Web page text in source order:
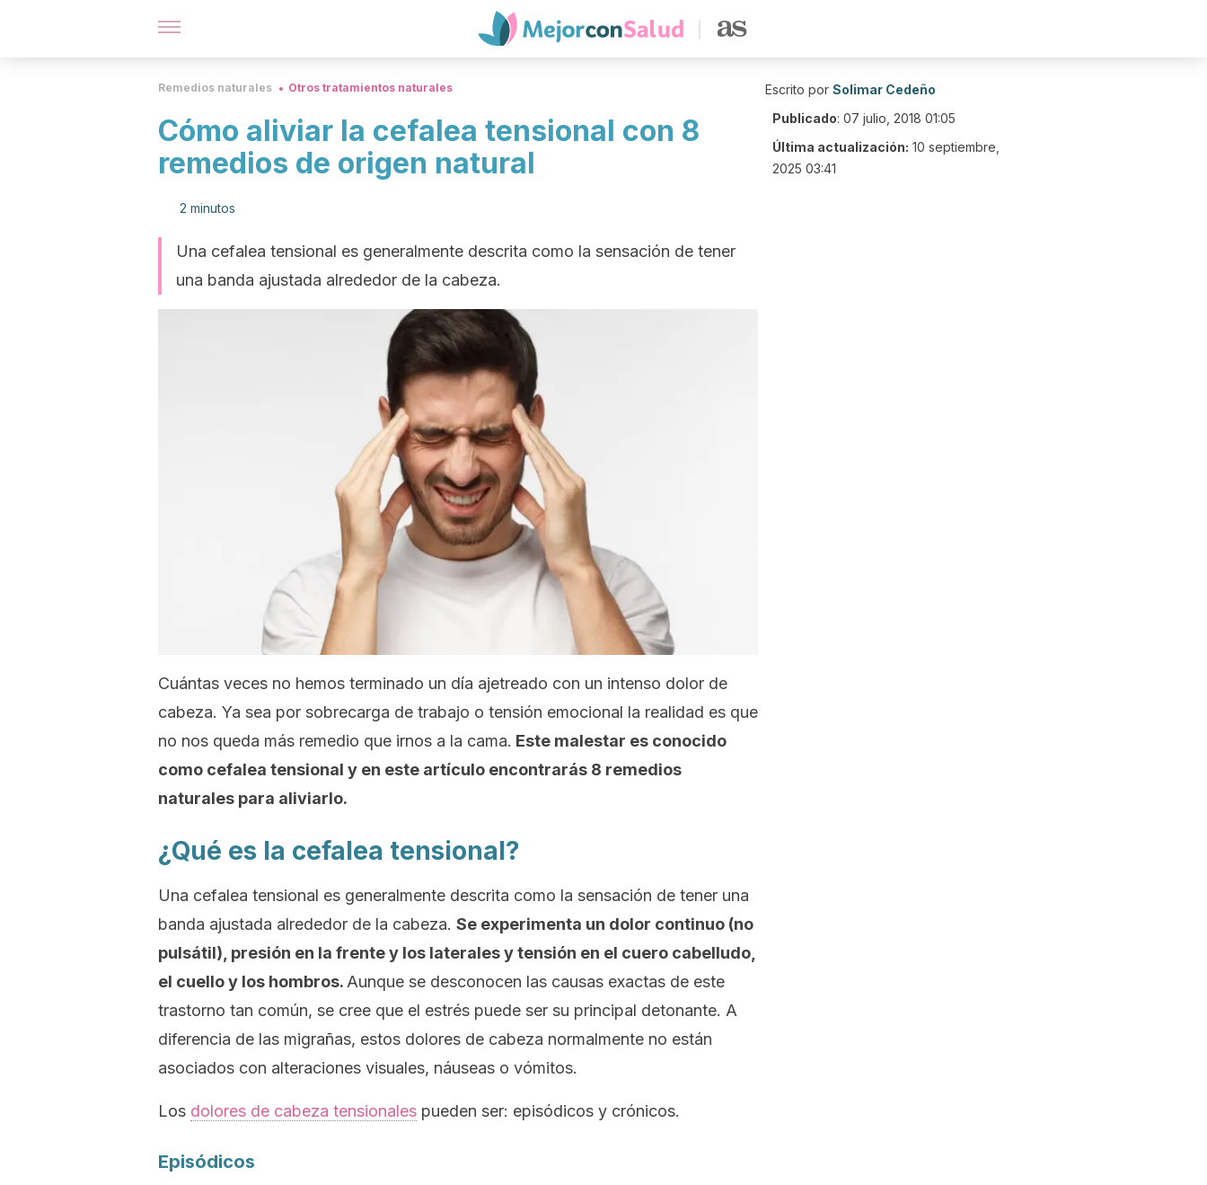
Remedios naturales Otros tratamientos naturales
Cómo aliviar la cefalea tensional con 8
remedios de origen natural
2 minutos
Una cefalea tensional es generalmente descrita como la sensación de tener
una banda ajustada alrededor de la cabeza.
Cuántas veces no hemos terminado un día ajetreado con un intenso dolor de
cabeza. Ya sea por sobrecarga de trabajo o tensión emocional la realidad es que
no nos queda más remedio que irnos a la cama. Este malestar es conocido
como cefalea tensional y en este artículo encontrarás 8 remedios
naturales para aliviarlo.
¿Qué es la cefalea tensional?
Una cefalea tensional es generalmente descrita como la sensación de tener una
banda ajustada alrededor de la cabeza. Se experimenta un dolor continuo (no
pulsátil), presión en la frente y los laterales y tensión en el cuero cabelludo,
el cuello y los hombros. Aunque se desconocen las causas exactas de este
trastorno tan común, se cree que el estrés puede ser su principal detonante. A
diferencia de las migrañas, estos dolores de cabeza normalmente no están
asociados con alteraciones visuales, náuseas o vómitos.
Los dolores de cabeza tensionales pueden ser: episódicos y crónicos.
Episódicos
Escrito por Solimar Cedeño
Publicado: 07 julio, 2018 01:05
Última actualización: 10 septiembre,
2025 03:41